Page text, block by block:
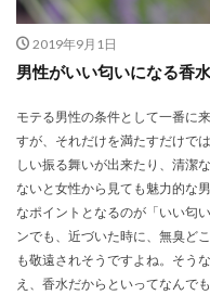
2019年9月1日
男性がいい匂いになる香
モテる男性の条件として一番に
すが、それだけを満たすだけで
しい振る舞いが出来たり、清潔
ないと女性から見ても魅力的な
なポイントとなるのが「いい匂
ンでも、近づいた時に、無臭ど
も敬遠されそうですよね。そう
え、香水だからといってなんで